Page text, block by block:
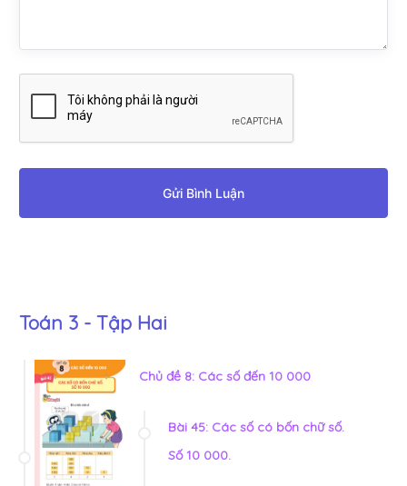
Gửi Bình Luận
Toán 3 - Tập Hai
Chủ đề 8: Các số đến 10 000
Bài 45: Các số có bốn chữ số.
Số 10 000.